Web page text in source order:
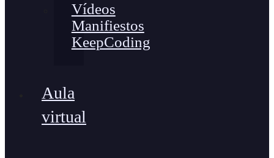
Vídeos
Manifiestos
KeepCoding
Aula
virtual